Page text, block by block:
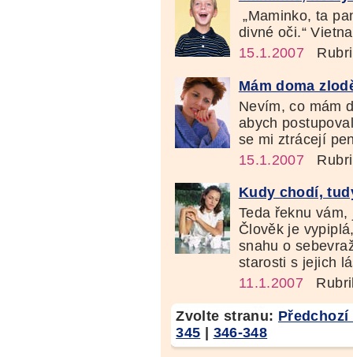
„Maminko, ta
divné oči.“
15.1.2007
Mám doma
Nevím, co mám
abych
se mi ztrácejí
15.1.2007
Kudy chodí,
Teda řeknu
Člověk je
snahu o
starosti s jejich
11.1.2007
Zvolte stranu: Předchozí
345
346-348